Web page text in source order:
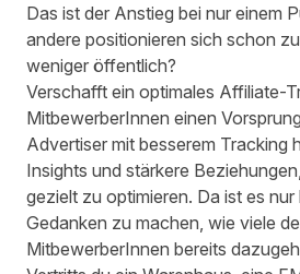
Das ist der Anstieg bei nur einem
andere positionieren sich schon
weniger öffentlich?
Verschafft ein optimales Affiliate-
MitbewerberInnen einen
Advertiser mit besserem Tracking
Insights und stärkere
gezielt zu optimieren. Da ist es nur
Gedanken zu machen, wie viele
MitbewerberInnen bereits